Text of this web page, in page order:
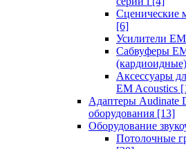
Сценические
[6]
Усилители
Сабвуферы
(кардиоидные)
Аксессуары
EM Acoustics
Адаптеры Audinate
оборудования [13]
Оборудование
Потолочные